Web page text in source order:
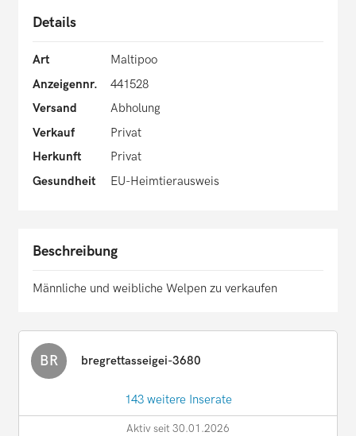
Details
Art
Maltipoo
Anzeigennr.
441528
Versand
Abholung
Verkauf
Privat
Herkunft
Privat
Gesundheit
EU-Heimtierausweis
Beschreibung
Männliche und weibliche Welpen zu verkaufen
BR bregrettasseigei-3680
143 weitere Inserate
Aktiv seit 30.01.2026